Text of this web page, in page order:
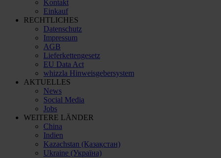
Kontakt
Einkauf
RECHTLICHES
Datenschutz
Impressum
AGB
Lieferkettengesetz
EU Data Act
whizzla Hinweisgebersystem
AKTUELLES
News
Social Media
Jobs
WEITERE LÄNDER
China
Indien
Kazachstan (Қазақстан)
Ukraine (Україна)